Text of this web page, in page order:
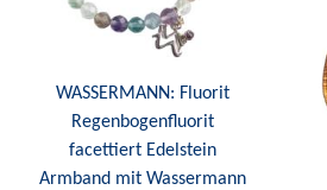
WASSERMANN: Fluorit
Regenbogenfluorit
facettiert Edelstein
Armband mit Wassermann